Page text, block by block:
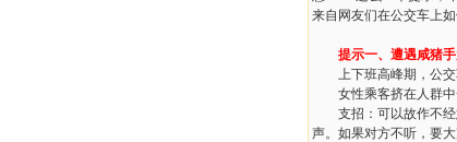
来自网友们在公交车上
提示一、遭遇咸猪手
上下班高峰期，公交
女性乘客挤在人群中一
支招：可以故作不经
声。如果对方不听，要